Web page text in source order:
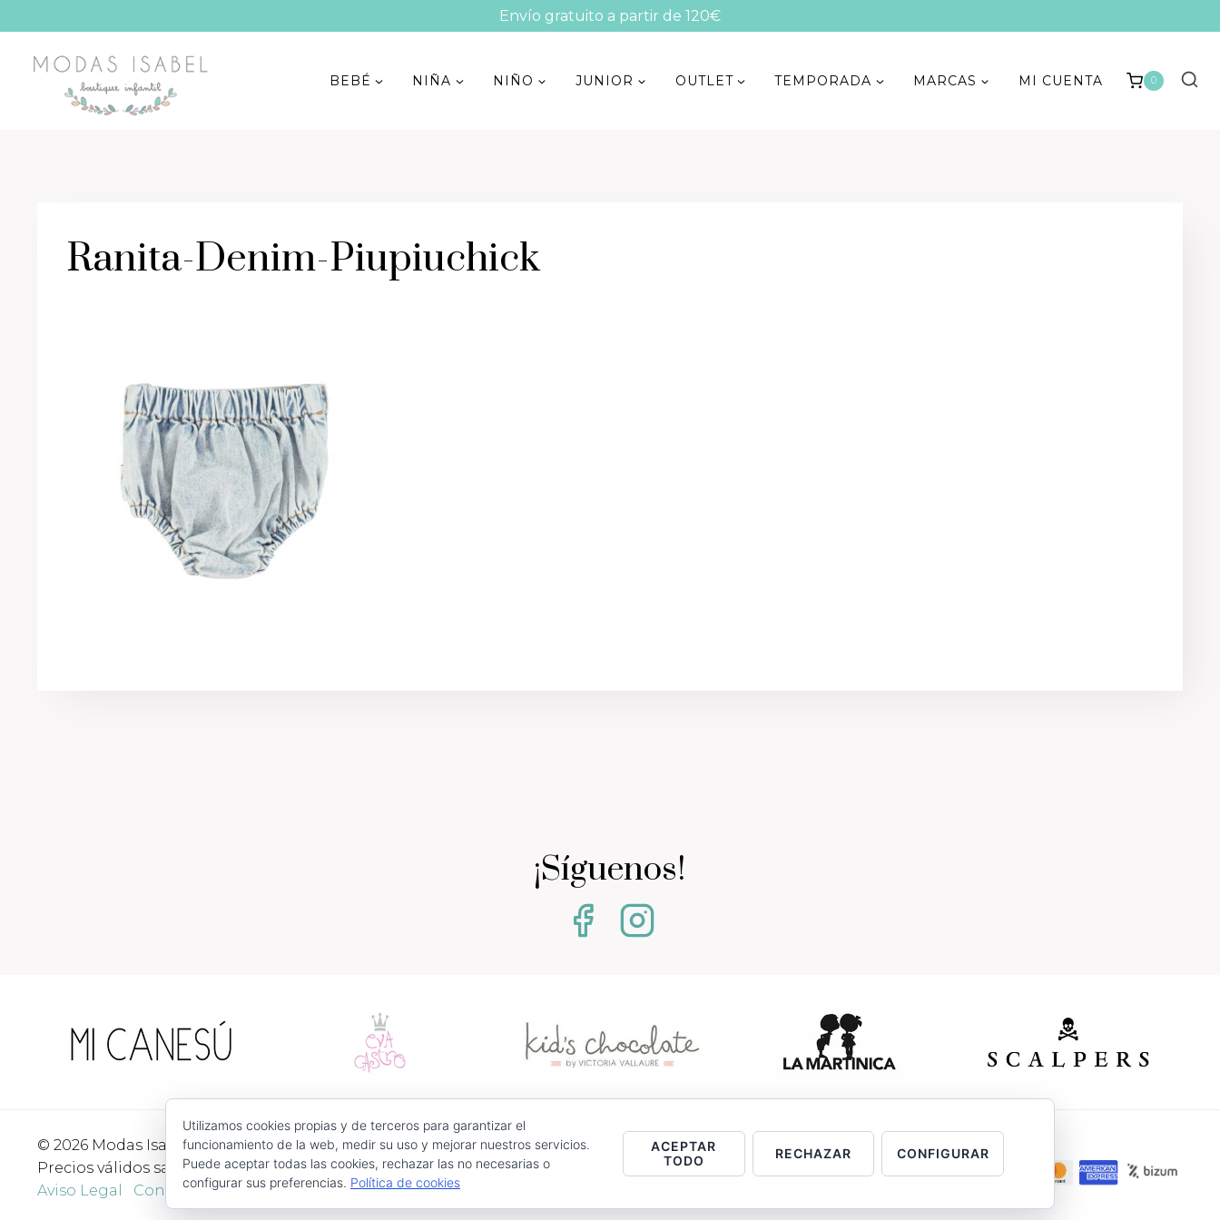
al
contenido
Envío gratuito a partir de 120€
BEBÉ NIÑA NIÑO JUNIOR OUTLET TEMPORADA MARCAS MI CUENTA 0
Ranita-Denim-Piupiuchick
¡Síguenos!
© 2026 Modas Isabel - C/ Verónica Nº 30 - CP. 30520 - Jumilla (Murcia)
Precios válidos salvo error tipográfico o fin de existencias.
Aviso Legal
Condiciones de Uso Devoluciones Entrega
Utilizamos cookies propias y de terceros para garantizar el
funcionamiento de la web, medir su uso y mejorar nuestros servicios.
Puede aceptar todas las cookies, rechazar las no necesarias o
configurar sus preferencias. Política de cookies
ACEPTAR
TODO
RECHAZAR CONFIGURAR